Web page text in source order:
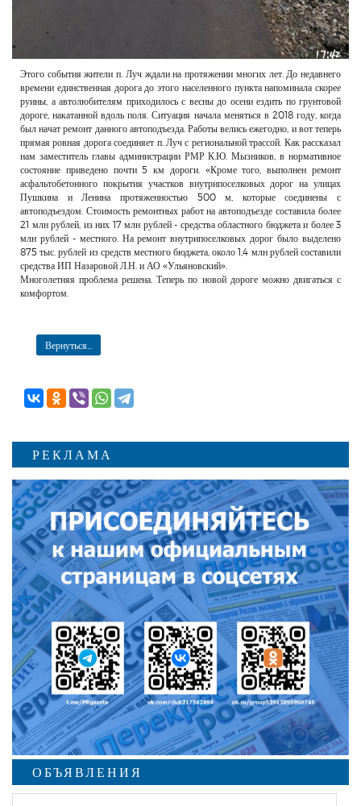
Этого события жители п. Луч ждали на протяжении многих лет. До недавнего
времени единственная дорога до этого населенного пункта напоминала скорее
руины, а автолюбителям приходилось с весны до осени ездить по грунтовой
дороге, накатанной вдоль поля. Ситуация начала меняться в 2018 году, когда
был начат ремонт данного автоподъезда. Работы велись ежегодно, и вот теперь
прямая ровная дорога соединяет п. Луч с региональной трассой. Как рассказал
нам заместитель главы администрации РМР К.Ю. Мызников, в нормативное
состояние приведено почти 5 км дороги. «Кроме того, выполнен ремонт
асфальтобетонного покрытия участков внутрипоселковых дорог на улицах
Пушкина и Ленина протяженностью 500 м, которые соединены с
автоподъездом. Стоимость ремонтных работ на автоподъезде составила более
21 млн рублей, из них 17 млн рублей - средства областного бюджета и более 3
млн рублей - местного. На ремонт внутрипоселковых дорог было выделено
875 тыс. рублей из средств местного бюджета, около 1,4 млн рублей составили
средства ИП Назаровой Л.Н. и АО «Ульяновский».
Многолетняя проблема решена. Теперь по новой дороге можно двигаться с
комфортом.
Вернуться...
РЕКЛАМА
ОБЪЯВЛЕНИЯ